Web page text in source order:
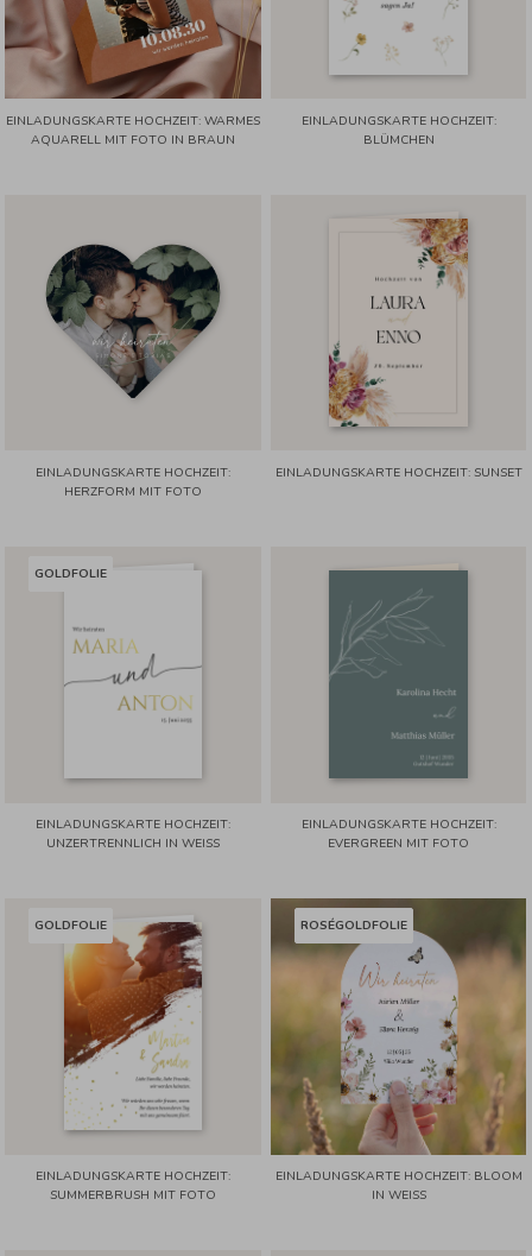
EINLADUNGSKARTE HOCHZEIT: WARMES
AQUARELL MIT FOTO IN BRAUN
EINLADUNGSKARTE HOCHZEIT:
BLÜMCHEN
EINLADUNGSKARTE HOCHZEIT:
HERZFORM MIT FOTO
EINLADUNGSKARTE HOCHZEIT: SUNSET
GOLDFOLIE
EINLADUNGSKARTE HOCHZEIT:
UNZERTRENNLICH IN WEISS
EINLADUNGSKARTE HOCHZEIT:
EVERGREEN MIT FOTO
GOLDFOLIE
EINLADUNGSKARTE HOCHZEIT:
SUMMERBRUSH MIT FOTO
ROSÉGOLDFOLIE
EINLADUNGSKARTE HOCHZEIT: BLOOM
IN WEISS